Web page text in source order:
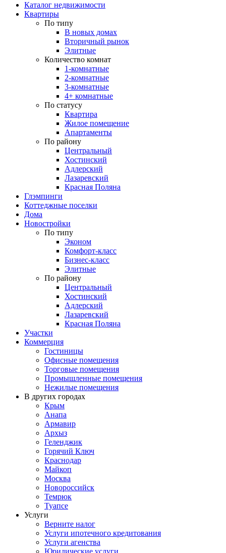
Каталог недвижимости
Квартиры
По типу
В новых домах
Вторичный рынок
Элитные
Количество комнат
1-комнатные
2-комнатные
3-комнатные
4+ комнатные
По статусу
Квартира
Жилое помещение
Апартаменты
По району
Центральный
Хостинский
Адлерский
Лазаревский
Красная Поляна
Глэмпинги
Коттеджные поселки
Дома
Новостройки
По типу
Эконом
Комфорт-класс
Бизнес-класс
Элитные
По району
Центральный
Хостинский
Адлерский
Лазаревский
Красная Поляна
Участки
Коммерция
Гостиницы
Офисные помещения
Торговые помещения
Промышленные помещения
Нежилые помещения
В других городах
Крым
Анапа
Армавир
Архыз
Геленджик
Горячий Ключ
Краснодар
Майкоп
Москва
Новороссийск
Темрюк
Туапсе
Услуги
Верните налог
Услуги ипотечного кредитования
Услуги агенства
Юридические услуги